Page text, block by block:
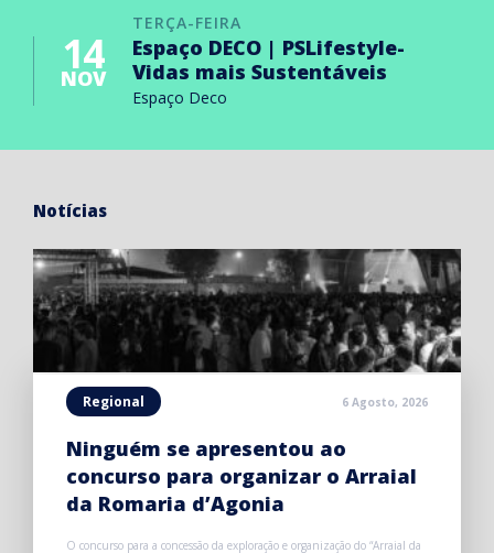
TERÇA-FEIRA
14
NOV
Espaço DECO | PSLifestyle-
Vidas mais Sustentáveis
Espaço Deco
Notícias
Regional 6 Agosto, 2026
Ninguém se apresentou ao
concurso para organizar o Arraial
da Romaria d’Agonia
O concurso para a concessão da exploração e organização do “Arraial da